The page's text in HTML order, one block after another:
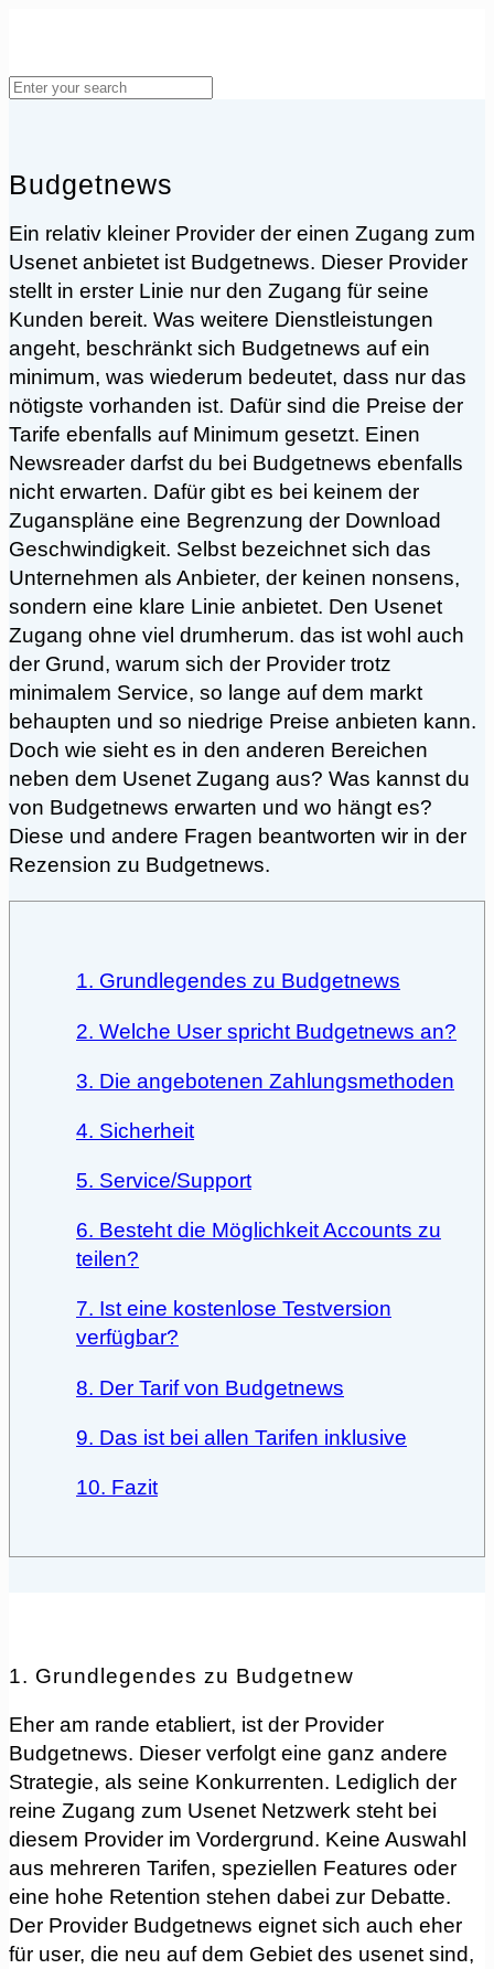
Budgetnews
Ein relativ kleiner Provider der einen Zugang zum
Usenet anbietet ist Budgetnews. Dieser Provider
stellt in erster Linie nur den Zugang für seine
Kunden bereit. Was weitere Dienstleistungen
angeht, beschränkt sich Budgetnews auf ein
minimum, was wiederum bedeutet, dass nur das
nötigste vorhanden ist. Dafür sind die Preise der
Tarife ebenfalls auf Minimum gesetzt. Einen
Newsreader darfst du bei Budgetnews ebenfalls
nicht erwarten. Dafür gibt es bei keinem der
Zuganspläne eine Begrenzung der Download
Geschwindigkeit. Selbst bezeichnet sich das
Unternehmen als Anbieter, der keinen nonsens,
sondern eine klare Linie anbietet. Den Usenet
Zugang ohne viel drumherum. das ist wohl auch
der Grund, warum sich der Provider trotz
minimalem Service, so lange auf dem markt
behaupten und so niedrige Preise anbieten kann.
Doch wie sieht es in den anderen Bereichen
neben dem Usenet Zugang aus? Was kannst du
von Budgetnews erwarten und wo hängt es?
Diese und andere Fragen beantworten wir in der
Rezension zu Budgetnews.
1. Grundlegendes zu Budgetnews
2. Welche User spricht Budgetnews an?
3. Die angebotenen Zahlungsmethoden
4. Sicherheit
5. Service/Support
6. Besteht die Möglichkeit Accounts zu
teilen?
7. Ist eine kostenlose Testversion
verfügbar?
8. Der Tarif von Budgetnews
9. Das ist bei allen Tarifen inklusive
10. Fazit
1. Grundlegendes zu Budgetnew
Eher am rande etabliert, ist der Provider
Budgetnews. Dieser verfolgt eine ganz andere
Strategie, als seine Konkurrenten. Lediglich der
reine Zugang zum Usenet Netzwerk steht bei
diesem Provider im Vordergrund. Keine Auswahl
aus mehreren Tarifen, speziellen Features oder
eine hohe Retention stehen dabei zur Debatte.
Der Provider Budgetnews eignet sich auch eher
für user, die neu auf dem Gebiet des usenet sind,